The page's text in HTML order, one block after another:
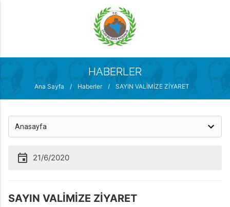
HABERLER
Ana Sayfa / Haberler / SAYIN VALİMİZE ZİYARET
21/6/2020
SAYIN VALİMİZE ZİYARET